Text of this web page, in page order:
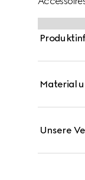
Kinder
Material
Unsere